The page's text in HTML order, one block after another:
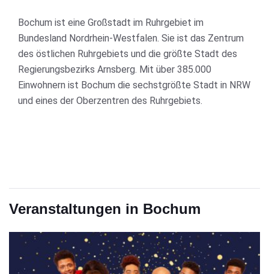
Bochum ist eine Großstadt im Ruhrgebiet im
Bundesland Nordrhein-Westfalen. Sie ist das Zentrum
des östlichen Ruhrgebiets und die größte Stadt des
Regierungsbezirks Arnsberg. Mit über 385.000
Einwohnern ist Bochum die sechstgrößte Stadt in NRW
und eines der Oberzentren des Ruhrgebiets.
Veranstaltungen in Bochum